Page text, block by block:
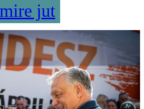
jut